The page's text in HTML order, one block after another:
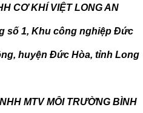
CƠ KHÍ VIỆT LONG AN
số 1, Khu công nghiệp Đức
huyện Đức Hòa, tỉnh Long
MTV MÔI TRƯỜNG BÌNH